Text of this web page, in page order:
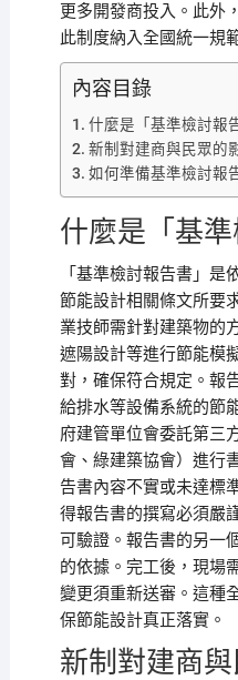
更多開發商投入。此外
此制度納入全國統一規
內容目錄
什麼是「基準檢討報
新制對建商與民眾的
如何準備基準檢討報
什麼是「基
「基準檢討報告書」
節能設計相關條文所要
業技師需針對建築物的
遮陽設計等進行節能模
對，確保符合規定。報
給排水等設備系統的節
府建管單位會委託第三
會、綠建築協會）進行
告書內容不實或未達標
得報告書的撰寫必須嚴
可驗證。報告書的另一
的依據。完工後，現場
變更須重新送審。這種
保節能設計真正落實。
新制對建商